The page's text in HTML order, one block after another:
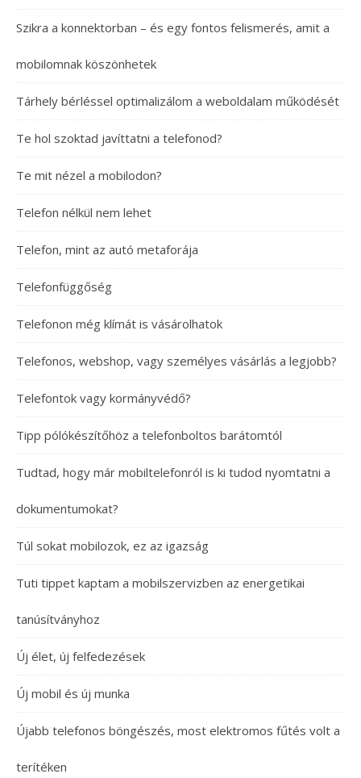
Szikra a konnektorban – és egy fontos felismerés, amit a
mobilomnak köszönhetek
Tárhely bérléssel optimalizálom a weboldalam működését
Te hol szoktad javíttatni a telefonod?
Te mit nézel a mobilodon?
Telefon nélkül nem lehet
Telefon, mint az autó metaforája
Telefonfüggőség
Telefonon még klímát is vásárolhatok
Telefonos, webshop, vagy személyes vásárlás a legjobb?
Telefontok vagy kormányvédő?
Tipp pólókészítőhöz a telefonboltos barátomtól
Tudtad, hogy már mobiltelefonról is ki tudod nyomtatni a
dokumentumokat?
Túl sokat mobilozok, ez az igazság
Tuti tippet kaptam a mobilszervizben az energetikai
tanúsítványhoz
Új élet, új felfedezések
Új mobil és új munka
Újabb telefonos böngészés, most elektromos fűtés volt a
terítéken